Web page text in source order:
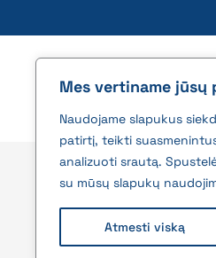
Mes vertiname jūsų
Naudojame slapukus
patirtį, teikti
analizuoti srautą.
su mūsų slapukų
Atmesti viską
2026 © All rights